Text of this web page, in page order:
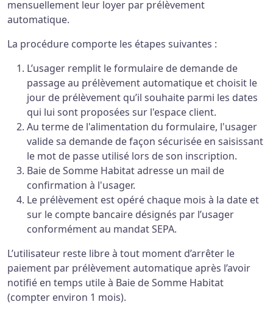
mensuellement leur loyer par prélèvement
automatique.
La procédure comporte les étapes suivantes :
L’usager remplit le formulaire de demande de
passage au prélèvement automatique et choisit le
jour de prélèvement qu’il souhaite parmi les dates
qui lui sont proposées sur l'espace client.
Au terme de l'alimentation du formulaire, l'usager
valide sa demande de façon sécurisée en saisissant
le mot de passe utilisé lors de son inscription.
Baie de Somme Habitat adresse un mail de
confirmation à l'usager.
Le prélèvement est opéré chaque mois à la date et
sur le compte bancaire désignés par l’usager
conformément au mandat SEPA.
L’utilisateur reste libre à tout moment d’arrêter le
paiement par prélèvement automatique après l’avoir
notifié en temps utile à Baie de Somme Habitat
(compter environ 1 mois).